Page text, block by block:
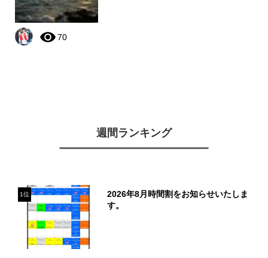
70
週間ランキング
1位
2026年8月時間割をお知らせいたしま
す。